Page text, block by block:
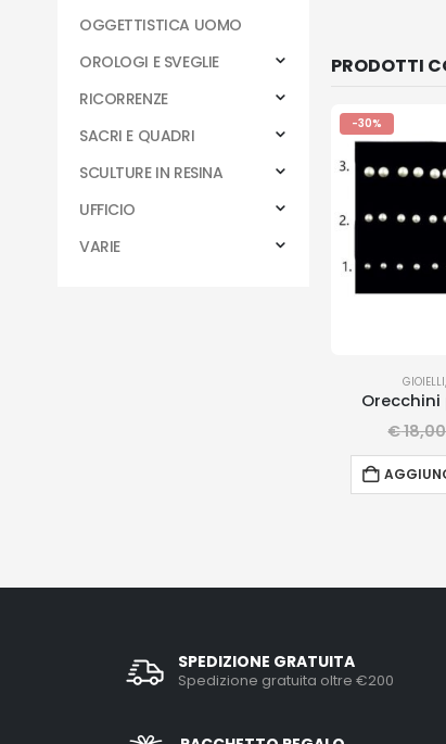
PRODOTTI
-30%
GIOIELLI
€18,00
OGGETTISTICA UOMO
OROLOGI E SVEGLIE
RICORRENZE
SACRI E QUADRI
SCULTURE IN RESINA
UFFICIO
VARIE
SPEDIZIONE GRATUITA
Spedizione gratuita oltre €200